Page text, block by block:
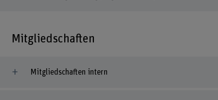
Mitgliedschaften
Mitgliedschaften intern